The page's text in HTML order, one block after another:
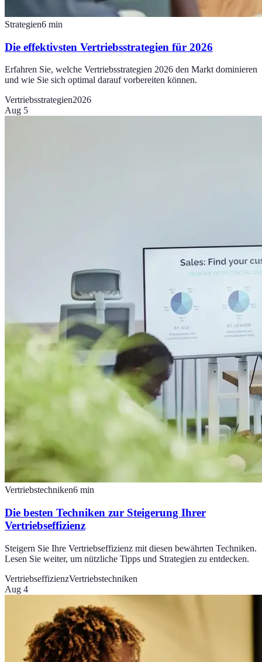
Strategien6 min
Die effektivsten Vertriebsstrategien für 2026
Erfahren Sie, welche Vertriebsstrategien 2026 den Markt dominieren
und wie Sie sich optimal darauf vorbereiten können.
Vertriebsstrategien2026
Aug 5
Vertriebstechniken6 min
Die besten Techniken zur Steigerung Ihrer
Vertriebseffizienz
Steigern Sie Ihre Vertriebseffizienz mit diesen bewährten Techniken.
Lesen Sie weiter, um nützliche Tipps und Strategien zu entdecken.
VertriebseffizienzVertriebstechniken
Aug 4